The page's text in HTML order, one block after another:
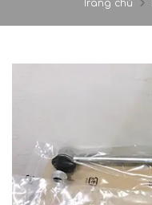
Trang chủ